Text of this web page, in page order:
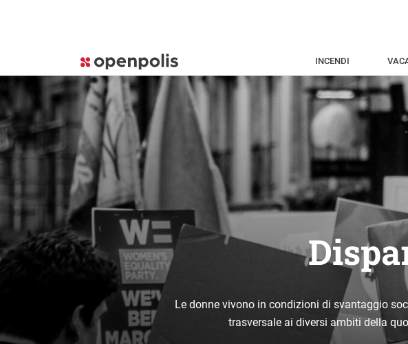
INCENDI
Le donne vivono in condizioni di svantaggio
trasversale ai diversi ambiti della